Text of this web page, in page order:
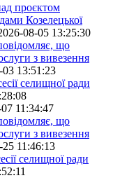
проєктом
Козелецької
08-05 13:25:30
що
з вивезення
03 13:51:23
селищної ради
11:34:47
що
з вивезення
25 11:46:13
селищної ради